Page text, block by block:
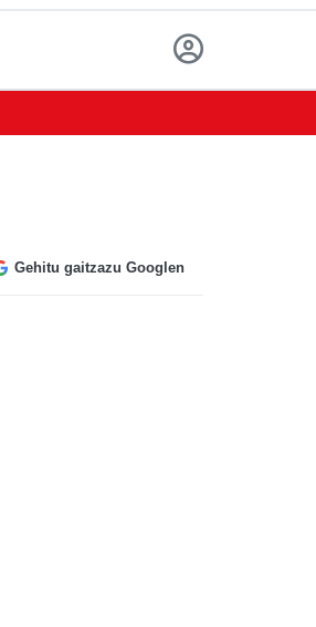
Gehitu gaitzazu Googlen